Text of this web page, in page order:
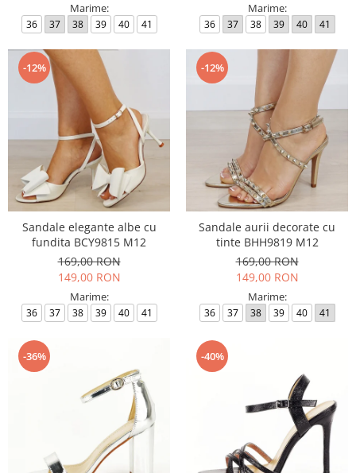
Marime:
36 37 38 39 40 41
Marime:
36 37 38 39 40 41
-12%
Sandale elegante albe cu
fundita BCY9815 M12
169,00 RON
149,00 RON
Marime:
36 37 38 39 40 41
-12%
Sandale aurii decorate cu
tinte BHH9819 M12
169,00 RON
149,00 RON
Marime:
36 37 38 39 40 41
-36% -40%